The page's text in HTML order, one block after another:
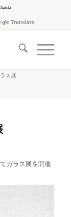
Translate
ス展
ガラス展を開催